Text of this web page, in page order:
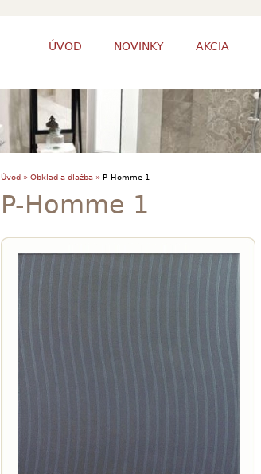
ÚVOD NOVINKY AKCIA
Úvod » Obklad a dlažba »P-Homme 1
P-Homme 1